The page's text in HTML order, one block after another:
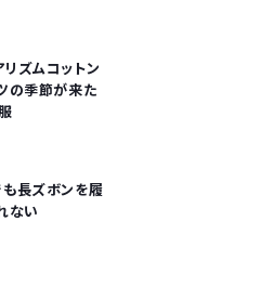
ズムコットン
の季節が来た
長ズボンを履
ない